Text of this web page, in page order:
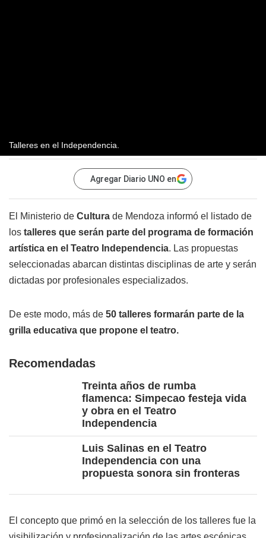
Talleres en el Independencia.
Agregar Diario UNO en
El Ministerio de Cultura de Mendoza informó el listado de
los talleres que serán parte del programa de formación
artística en el Teatro Independencia. Las propuestas
seleccionadas abarcan distintas disciplinas de arte y serán
dictadas por profesionales especializados.
De este modo, más de 50 talleres formarán parte de la
grilla educativa que propone el teatro.
Recomendadas
Treinta años de rumba
flamenca: Simpecao festeja vida
y obra en el Teatro
Independencia
Luis Salinas en el Teatro
Independencia con una
propuesta sonora sin fronteras
El concepto que primó en la selección de los talleres fue la